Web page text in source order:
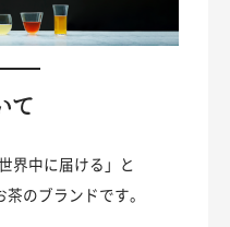
て
界中に届ける」と
のブランドです。